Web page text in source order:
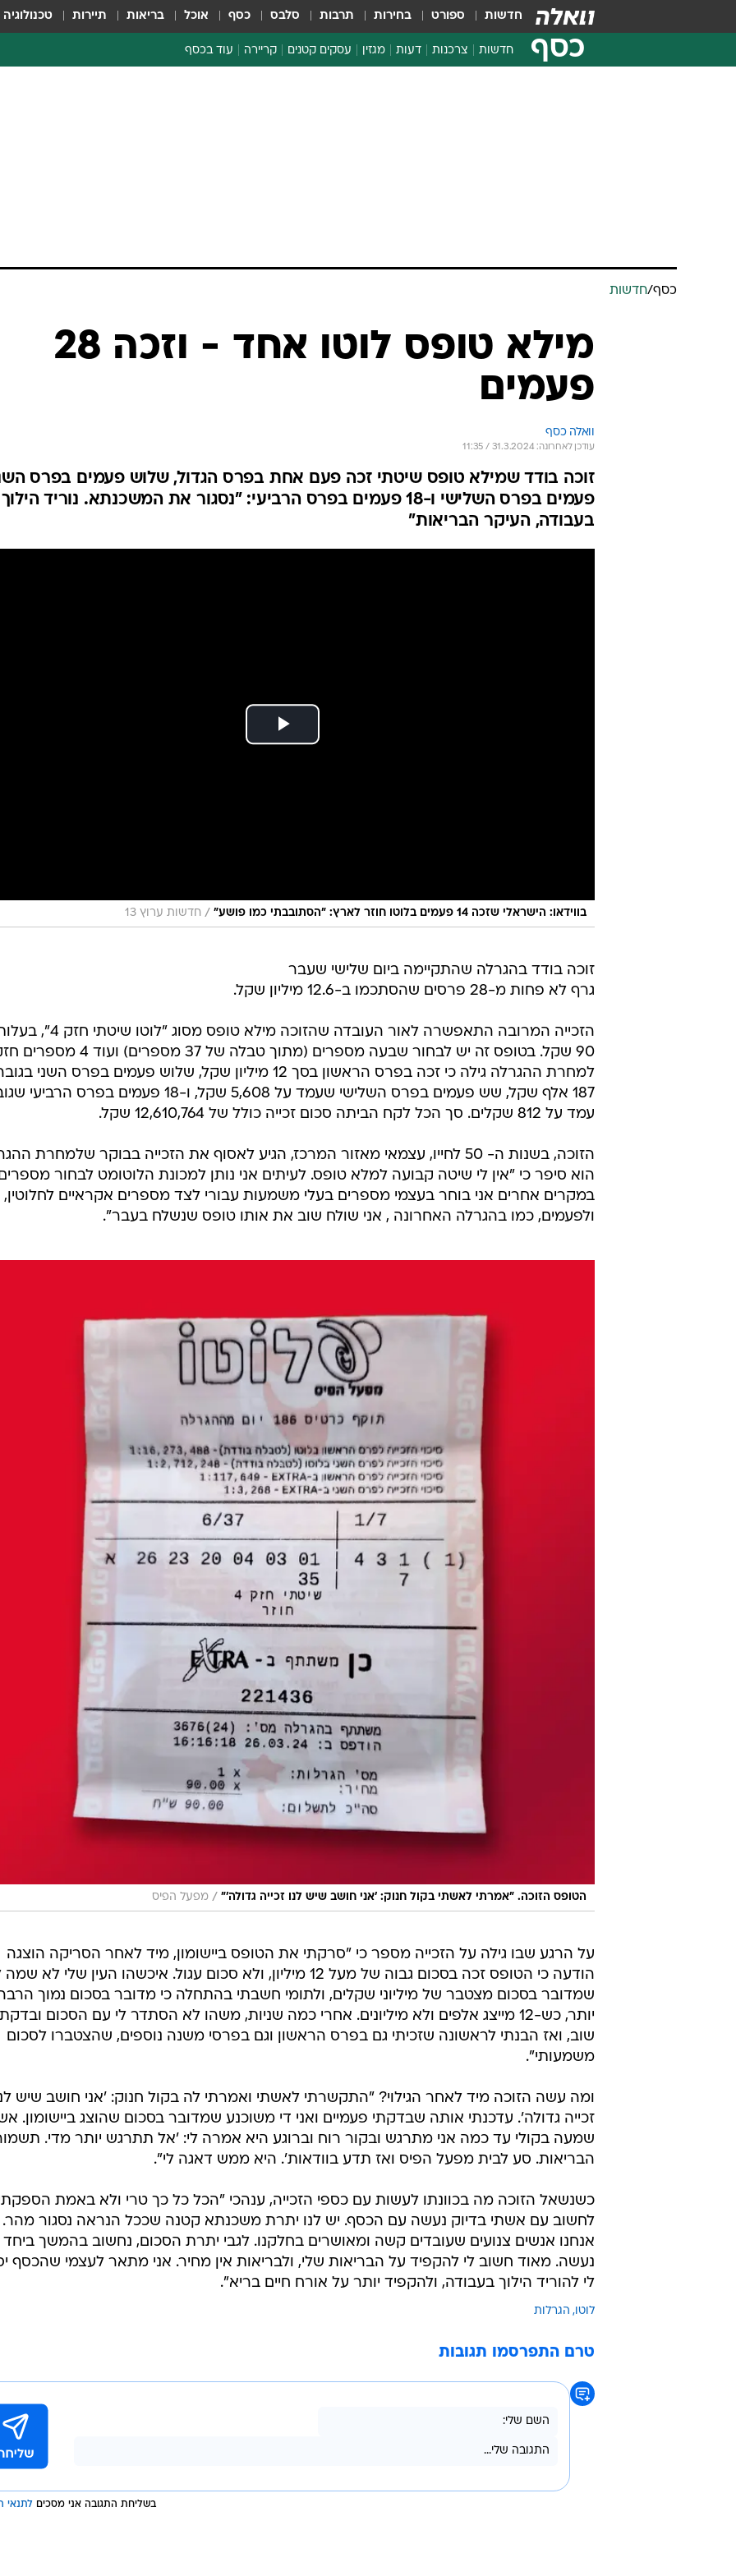
חדשות ספורט בחירות תרבות סלבס כסף אוכל בריאות תיירות טכנולוגיה
כסף חדשות צרכנות דעות מגזין עסקים קטנים קריירה עוד בכסף
כסף/חדשות
מילא טופס לוטו אחד - וזכה 28
פעמים
וואלה כסף
עודכן לאחרונה: 31.3.2024 / 11:35
פעמים בפרס השלישי ו-18 פעמים בפרס הרביעי: "נסגור את המשכנתא. נוריד הילוך
בעבודה, העיקר הבריאות"
בווידאו: הישראלי שזכה 14 פעמים בלוטו חוזר לארץ: "הסתובבתי כמו פושע" / חדשות ערוץ 13
זוכה בודד בהגרלה שהתקיימה ביום שלישי שעבר
גרף לא פחות מ-28 פרסים שהסתכמו ב-12.6 מיליון שקל.
הזכייה המרובה התאפשרה לאור העובדה שהזוכה מילא
90 שקל. בטופס זה יש לבחור שבעה מספרים (מתוך טבלה של 37
למחרת ההגרלה גילה כי זכה בפרס הראשון בסך 12 מיליון שקל, שלוש פעמים בפרס השני
187 אלף שקל, שש פעמים בפרס השלישי שעמד על 5,608 שקל, ו-18 פעמים בפרס
עמד על 812 שקלים. סך הכל לקח הביתה סכום זכייה כולל של 12,610,764 שקל.
הזוכה, בשנות ה- 50 לחייו, עצמאי מאזור המרכז, הגיע לאסוף את הזכייה בבוקר שלמחרת
הוא סיפר כי "אין לי שיטה קבועה למלא טופס. לעיתים אני נותן למכונת הלוטומט לבחור
במקרים אחרים אני בוחר בעצמי מספרים בעלי משמעות עבורי לצד מספרים אקראיים לחלוטין,
ולפעמים, כמו בהגרלה האחרונה , אני שולח שוב את אותו טופס שנשלח בעבר".
הטופס הזוכה. "אמרתי לאשתי בקול חנוק: 'אני חושב שיש לנו זכייה גדולה'" / מפעל הפיס
על הרגע שבו גילה על הזכייה מספר כי "סרקתי את הטופס ביישומון, מיד לאחר הסריקה הוצגה
הודעה כי הטופס זכה בסכום גבוה של מעל 12 מיליון, ולא סכום עגול. איכשהו העין שלי לא
שמדובר בסכום מצטבר של מיליוני שקלים, ולתומי חשבתי בהתחלה כי מדובר בסכום נמוך
יותר, כש-12 מייצג אלפים ולא מיליונים. אחרי כמה שניות, משהו לא הסתדר לי עם הסכום
שוב, ואז הבנתי לראשונה שזכיתי גם בפרס הראשון וגם בפרסי משנה נוספים, שהצטברו לסכום
משמעותי".
ומה עשה הזוכה מיד לאחר הגילוי? "התקשרתי לאשתי ואמרתי לה בקול חנוק: 'אני חושב שיש
זכייה גדולה'. עדכנתי אותה שבדקתי פעמיים ואני די משוכנע שמדובר בסכום שהוצג ביישומון.
שמעה בקולי עד כמה אני מתרגש ובקור רוח וברוגע היא אמרה לי: 'אל תתרגש יותר מדי.
הבריאות. סע לבית מפעל הפיס ואז תדע בוודאות'. היא ממש דאגה לי".
כשנשאל הזוכה מה בכוונתו לעשות עם כספי הזכייה, ענהכי "הכל כל כך טרי ולא באמת
לחשוב עם אשתי בדיוק נעשה עם הכסף. יש לנו יתרת משכנתא קטנה שככל הנראה נסגור מהר.
אנחנו אנשים צנועים שעובדים קשה ומאושרים בחלקנו. לגבי יתרת הסכום, נחשוב בהמשך
נעשה. מאוד חשוב לי להקפיד על הבריאות שלי, ולבריאות אין מחיר. אני מתאר לעצמי שהכסף
לי להוריד הילוך בעבודה, ולהקפיד יותר על אורח חיים בריא".
לוטו הגרלות
טרם התפרסמו תגובות
בשליחת התגובה אני מסכים לתנאי